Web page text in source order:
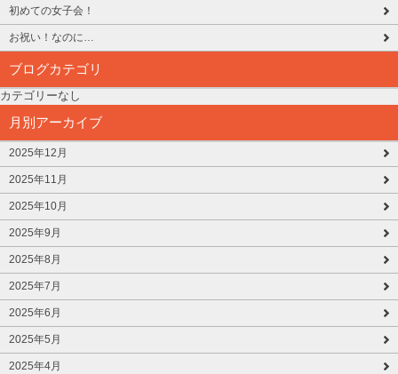
初めての女子会！
お祝い！なのに…
ブログカテゴリ
カテゴリーなし
月別アーカイブ
2025年12月
2025年11月
2025年10月
2025年9月
2025年8月
2025年7月
2025年6月
2025年5月
2025年4月